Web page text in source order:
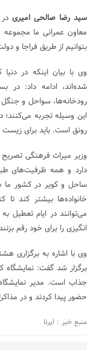
سید رضا صالحی امیریدر
معاون عمرانی ما مجموعه
بتوانیم از طریق فراجا و
وی با بیان اینکه در
شده‌اند، ادامه داد: در
رودخانه‌ها، سواحل و
این وسیله تجربه
رونق است. باید برای زیست
وزیر میراث فرهنگی
دارد و همه ظرفیت‌های
ساحل و کویر در کشور ما
خانواده‌ها بیشتر کند تا
می‌توانند در ایام
انگیزی را برای خود رقم
وی با اشاره به برگزاری
برگزار شد گفت:
حضور پیدا کردند و در
منبع خبر : ایرنا